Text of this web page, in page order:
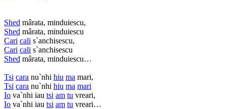
Shed mârata, minduiescu,
Shed mârata, minduiescu
Cari cali s`anchisescu,
Cari cali s`anchisescu
Shed mârata, minduiescu…
Tsi cara nu`nhi hiu ma mari,
Tsi cara nu`nhi hiu ma mari
Io va`nhi iau tsi am tu vreari,
Io va`nhi iau tsi am tu vreari…